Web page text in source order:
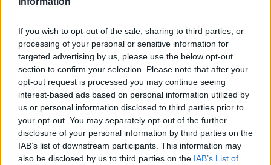
If you wish to opt-out of the sale, sharing to third parties, or
processing of your personal or sensitive information for
targeted advertising by us, please use the below opt-out
section to confirm your selection. Please note that after your
opt-out request is processed you may continue seeing
interest-based ads based on personal information utilized by
us or personal information disclosed to third parties prior to
your opt-out. You may separately opt-out of the further
disclosure of your personal information by third parties on the
IAB’s list of downstream participants. This information may
also be disclosed by us to third parties on the IAB’s List of
A pénztárcánkon is érezni fogjuk a brutális
aszályt: erre figyelmezetetnek most a gazdák
A fogyasztóknak hamarosan a legtöbb alapvető
élelmiszer esetében magasabb árakkal kell számolniuk.